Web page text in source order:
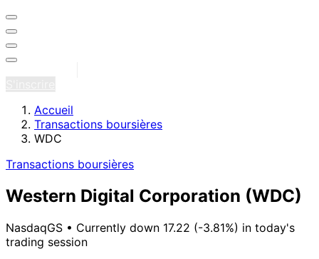
Accueil
Transactions boursières
WDC
Transactions boursières
Western Digital Corporation (WDC)
NasdaqGS • Currently down 17.22 (-3.81%) in today's
trading session